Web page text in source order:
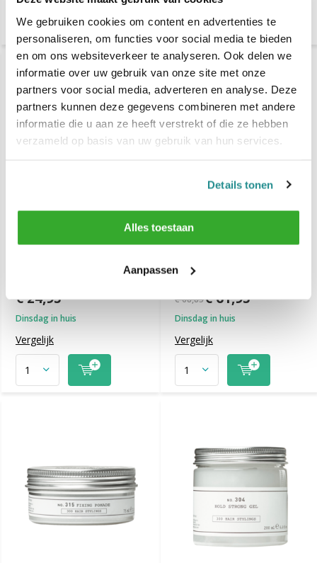
We gebruiken cookies om content en advertenties te
personaliseren, om functies voor social media te bieden
en om ons websiteverkeer te analyseren. Ook delen we
informatie over uw gebruik van onze site met onze
partners voor social media, adverteren en analyse. Deze
partners kunnen deze gegevens combineren met andere
informatie die u aan ze heeft verstrekt of die ze hebben
verzameld op basis van uw gebruik van hun services.
Details tonen
Alles toestaan
Aanpassen
DEPOT NO.303 Modelling
€ 24,95
Dinsdag in huis
Vergelijk
DEPOT No. 102 Anti-
Control Shampoo 250ml -
3 STUKS
€ 68,85€ 61,95
Dinsdag in huis
Vergelijk